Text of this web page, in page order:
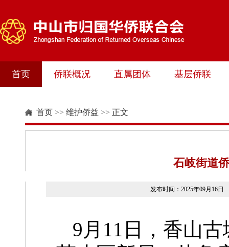
首页 侨联概况 直属团体 基层侨联
首页 >> 维护侨益 >> 正文
石岐街道
发布时间：2025年09月16
9月11日，香山